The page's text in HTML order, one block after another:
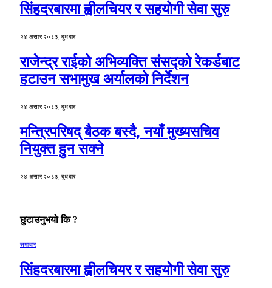
सिंहदरबारमा ह्वीलचियर र सहयोगी सेवा सुरु
२४ असार २०८३, बुधबार
राजेन्द्र राईको अभिव्यक्ति संसद्को रेकर्डबाट
हटाउन सभामुख अर्यालको निर्देशन
२४ असार २०८३, बुधबार
मन्त्रिपरिषद् बैठक बस्दै, नयाँ मुख्यसचिव
नियुक्त हुन सक्ने
२४ असार २०८३, बुधबार
छुटाउनुभयो कि ?
समाचार
सिंहदरबारमा ह्वीलचियर र सहयोगी सेवा सुरु